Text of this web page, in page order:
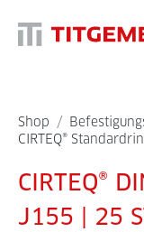
Shop /
CIRTEQ®
CIRTEQ®
J155 | 25